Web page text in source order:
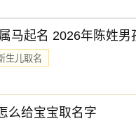
马起名 2026年陈姓男
生儿取名
么给宝宝取名字